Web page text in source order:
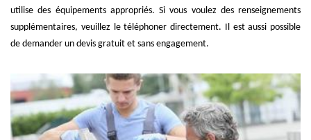
utilise des équipements appropriés. Si vous voulez des renseignements
supplémentaires, veuillez le téléphoner directement. Il est aussi possible
de demander un devis gratuit et sans engagement.